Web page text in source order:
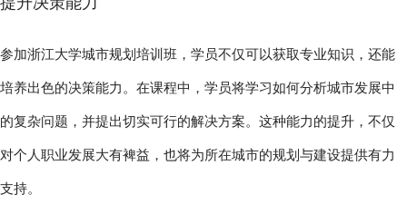
参加浙江大学城市规划培训班，学员不仅可以获取专业知识，还能
培养出色的决策能力。在课程中，学员将学习如何分析城市发展中
的复杂问题，并提出切实可行的解决方案。这种能力的提升，不仅
对个人职业发展大有裨益，也将为所在城市的规划与建设提供有力
支持。